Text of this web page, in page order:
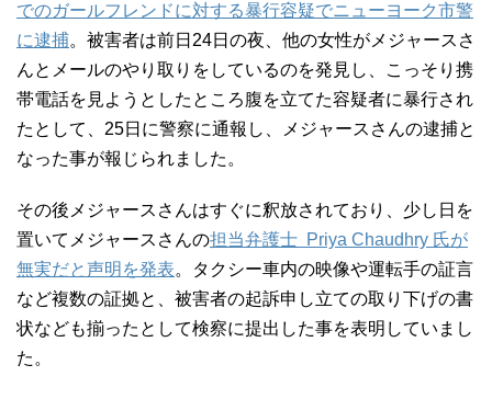
でのガールフレンドに対する暴行容疑でニューヨーク市警
に逮捕。被害者は前日24日の夜、他の女性がメジャースさ
んとメールのやり取りをしているのを発見し、こっそり携
帯電話を見ようとしたところ腹を立てた容疑者に暴行され
たとして、25日に警察に通報し、メジャースさんの逮捕と
なった事が報じられました。
その後メジャースさんはすぐに釈放されており、少し日を
置いてメジャースさんの担当弁護士 Priya Chaudhry 氏が
無実だと声明を発表。タクシー車内の映像や運転手の証言
など複数の証拠と、被害者の起訴申し立ての取り下げの書
状なども揃ったとして検察に提出した事を表明していまし
た。